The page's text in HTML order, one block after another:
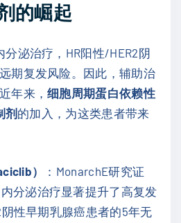
的崛起
泌治疗，HR阳性/HER2阴
期复发风险。因此，辅助治
年来，细胞周期蛋白依赖性
剂 的加入，为这类患者带来
）
：MonarchE研究证
分泌治疗显著提升了高复发
性早期乳腺癌患者的5年无